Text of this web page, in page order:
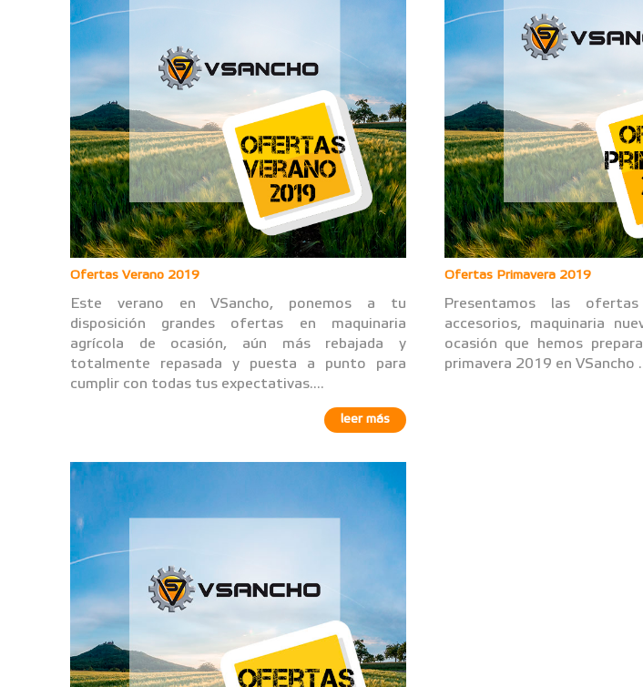
Ofertas Verano 2019
Este verano en VSancho, ponemos a tu
disposición grandes ofertas en maquinaria
agrícola de ocasión, aún más rebajada y
totalmente repasada y puesta a punto para
cumplir con todas tus expectativas....
leer más
Ofertas Primavera 2019
Presentamos las
accesorios, maquinaria
ocasión que hemos
primavera 2019 en VSancho